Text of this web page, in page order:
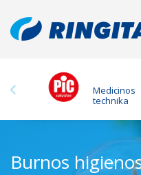
Medicinos
technika
Burnos